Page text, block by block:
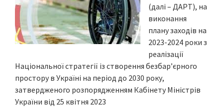
(далі – ДАРТ), на
виконання
плану заходів на
2023-2024 роки з
реалізації
Національної стратегії із створення безбар’єрного
простору в Україні на період до 2030 року,
затвердженого розпорядженням Кабінету Міністрів
України від 25 квітня 2023